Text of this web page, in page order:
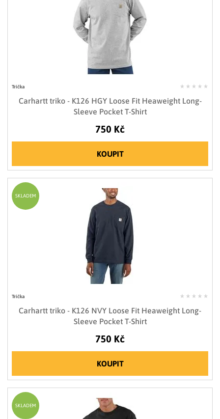
Trička
Carhartt triko - K126 HGY Loose Fit Heaweight Long-
Sleeve Pocket T-Shirt
750 Kč
KOUPIT
Trička
Carhartt triko - K126 NVY Loose Fit Heaweight Long-
Sleeve Pocket T-Shirt
750 Kč
KOUPIT
SKLADEM
SKLADEM